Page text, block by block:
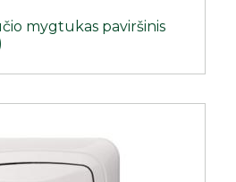
mygtukas paviršinis